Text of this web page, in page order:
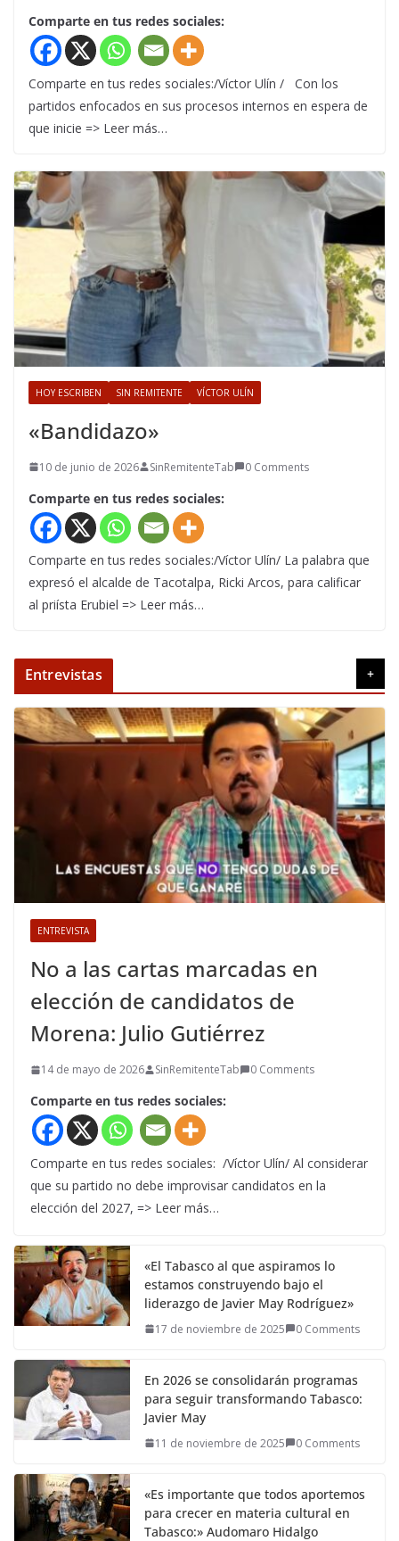
Comparte en tus redes sociales:
Comparte en tus redes sociales:/Víctor Ulín / Con los
partidos enfocados en sus procesos internos en espera de
que inicie => Leer más…
HOY ESCRIBEN SIN REMITENTE VÍCTOR ULÍN
«Bandidazo»
10 de junio de 2026 SinRemitenteTab 0 Comments
Comparte en tus redes sociales:
Comparte en tus redes sociales:/Víctor Ulín/ La palabra que
expresó el alcalde de Tacotalpa, Ricki Arcos, para calificar
al priísta Erubiel => Leer más…
Entrevistas +
ENTREVISTA
No a las cartas marcadas en
elección de candidatos de
Morena: Julio Gutiérrez
14 de mayo de 2026 SinRemitenteTab 0 Comments
Comparte en tus redes sociales:
Comparte en tus redes sociales: /Víctor Ulín/ Al considerar
que su partido no debe improvisar candidatos en la
elección del 2027, => Leer más…
«El Tabasco al que aspiramos lo
estamos construyendo bajo el
liderazgo de Javier May Rodríguez»
17 de noviembre de 2025 0 Comments
En 2026 se consolidarán programas
para seguir transformando Tabasco:
Javier May
11 de noviembre de 2025 0 Comments
«Es importante que todos aportemos
para crecer en materia cultural en
Tabasco:» Audomaro Hidalgo